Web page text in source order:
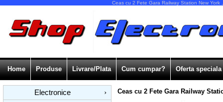
Ceas cu 2 Fete Gara Railway Station New
Home Produse Livrare/Plata Cum cumpar? Oferta speciala
Electronice
›
Ceas cu 2 Fete Gara Railway